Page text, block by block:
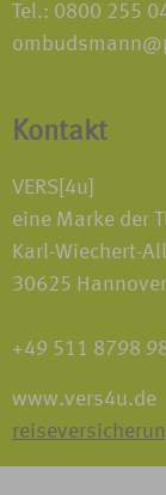
Tel.: 0800 255
Kontakt
VERS[4u]
eine Marke der
Karl-Wiechert-
30625 Hannover
+49 511 8798
www.vers4u.de